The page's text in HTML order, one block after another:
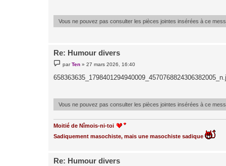
e
Vous ne pouvez pas consulter les pièces jointes insérées à ce
Re: Humour divers
e
s
s
e
parTen »27 mars 2026, 16:40
Vous ne pouvez pas consulter les pièces jointes insérées à ce
Moitié de Nîmois-ni-toi
Sadiquement masochiste, mais une masochiste sadique
Re: Humour divers